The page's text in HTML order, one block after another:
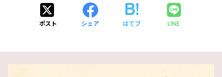
ポスト シェア はてブ LINE